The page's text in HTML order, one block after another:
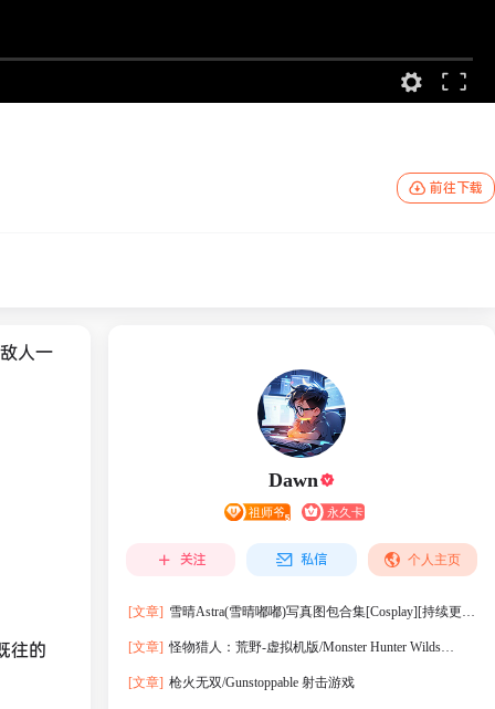
前往下载
人一
往的
Dawn
关注 私信 个人主页
[文章] 雪晴Astra(雪晴嘟嘟)写真图包合集[Cosplay][持续更
[文章] 怪物猎人：荒野-虚拟机版/Monster Hunter Wilds
[文章] 枪火无双/Gunstoppable 射击游戏